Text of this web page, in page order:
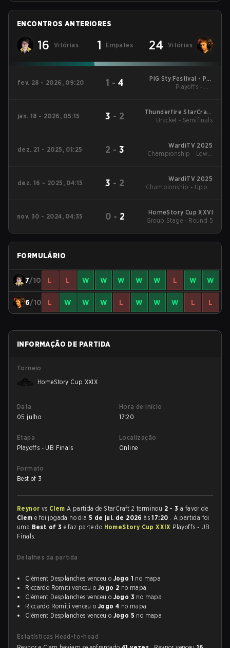
ENCONTROS ANTERIORES
16 Vitórias 1 Empates 24 Vitórias
fev. 28 - 2026, 09:20 1 -4
PiG Sty Festival - PiG
Sty Festival Season 7
Playoffs - UB
jan. 18 - 2026, 05:15 3 - 2
Thunderfire StarCraft
II All-Star Invitational
Bracket - Semifinals
dez. 21 - 2025, 01:25 2 -3
WardiTV 2025
Championship - Lower
dez. 16 - 2025, 04:15 3 - 2
WardiTV 2025
Championship - Upper
nov. 30 - 2024, 04:35 0 - 2
HomeStory Cup XXVI
Group Stage - Round 5
FORMULÁRIO
7/10 L L W W W W W L W W
6/10 L W W W L W W W L L
INFORMAÇÃO DE PARTIDA
Torneio
HomeStory Cup XXIX
Data
05 julho
Hora de início
17:20
Etapa
Playoffs - UB Finals
Localização
Online
Formato
Best of 3
Reynor vs ClemA partida de StarCraft 2 terminou 2 - 3 a favor de
Clem e foi jogada no dia 5 de jul. de 2026às17:20 . A partida foi
uma Best of 3 e faz parte do HomeStory Cup XXIX Playoffs - UB
Finals.
Detalhes da partida
Clément Desplanches venceu o Jogo 1 no mapa
Riccardo Romiti venceu o Jogo 2 no mapa
Clément Desplanches venceu o Jogo 3 no mapa
Riccardo Romiti venceu o Jogo 4 no mapa
Clément Desplanches venceu o Jogo 5 no mapa
Estatísticas Head-to-head